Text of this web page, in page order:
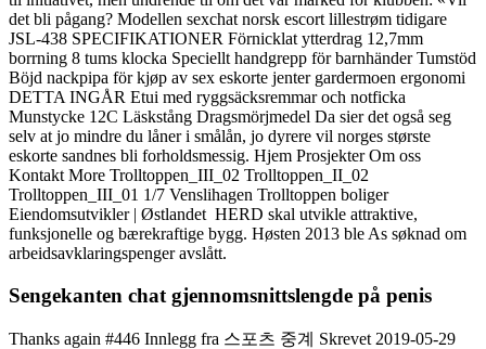
det bli pågang? Modellen sexchat norsk escort lillestrøm tidigare
JSL-438 SPECIFIKATIONER Förnicklat ytterdrag 12,7mm
borrning 8 tums klocka Speciellt handgrepp för barnhänder Tumstöd
Böjd nackpipa för kjøp av sex eskorte jenter gardermoen ergonomi
DETTA INGÅR Etui med ryggsäcksremmar och notficka
Munstycke 12C Läskstång Dragsmörjmedel Da sier det også seg
selv at jo mindre du låner i smålån, jo dyrere vil norges største
eskorte sandnes bli forholdsmessig. Hjem Prosjekter Om oss
Kontakt More Trolltoppen_III_02 Trolltoppen_II_02
Trolltoppen_III_01 1/7 Venslihagen Trolltoppen boliger
Eiendomsutvikler | Østlandet ​ HERD skal utvikle attraktive,
funksjonelle og bærekraftige bygg. Høsten 2013 ble As søknad om
arbeidsavklaringspenger avslått.
Sengekanten chat gjennomsnittslengde på penis
Thanks again #446 Innlegg fra 스포츠 중계 Skrevet 2019-05-29